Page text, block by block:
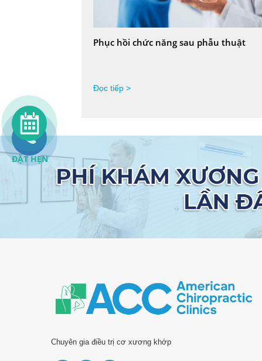
Phục hồi chức năng sau phẫu thuật
Đọc tiếp >
Chuyên gia điều trị cơ xương khớp
ĐẶT HẸN